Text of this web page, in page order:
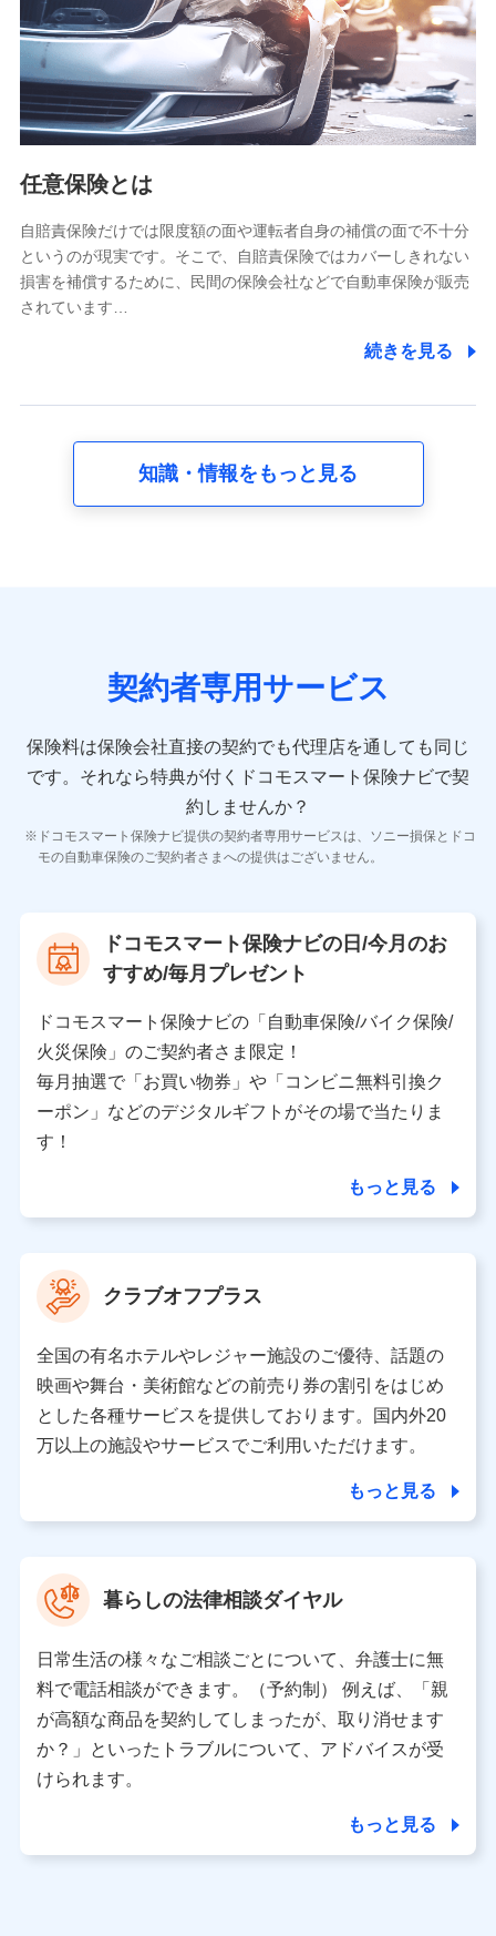
基本情報
氏名、電話番号、メールアドレス、お客さまの識別子、
属性、連絡先、dポイントサービスのご利用に関する情
報。例として、dポイントカード番号、性別、年齢、家族
構成、住所、dポイント残高、dポイント利用履歴などが
含まれます。
当社又は株式会社NTTドコモが提供する各種サービスな
又は株式会社NTTドコモが提供する各種サービスのご契
約状態・ご利用履歴インターネット利用時の行動に関す
る情報、アプリケーション利用時の行動に関する情報、
購入されたサービスや商品の名称・購入場所・決済に関
する情報、アンケートの回答に関する情報などが含まれ
の内容、保険料、保険料のお支払方法、車のメーカーや
走行距離などの情報、建物の構造や築年数などの情報、
険契約に関する情報。例として、保険契約者及び被保険
者の氏名、住所、生年月日、性別、保険契約者と被保険
報、建物の構造や築年数などの情報、ペットの種類や年
齢などの情報などが含まれます。
【共同して利用する者の範囲】
当社
当社又は株式会社NTTドコモが提供する保険関連サービ
スにおけるユーザ登録受付および管理のため
を受けている保険会社・提携会社の保険その他に関する
情報を提供するため、また維持管理等の委託業務遂行の
ため、またそれらに付帯、関連する当社、株式会社NTT
ドコモおよび提携会社のサービスを案内、提供するため
（各サービスで取得したサービス利用履歴、ウェブサイ
トの閲覧履歴、購買履歴、ご契約内容等のパーソナルデ
ータを分析して、お客さまの趣味・嗜好・傾向に応じた
上記に係る案内・手続き・管理等付帯業務を行うため
【当該個人データの管理について責任を有する者の名称・住
所・代表者名】
当該個人データを取り扱う各共同利用者（詳細は次のとお
り）
東京都千代田区永田町2丁目11番1号 山王パークタワー
株式会社NTTドコモ 代表取締役社長 前田 義晃
東京都中央区日本橋人形町2-14-10 アーバンネット日本橋
ビル 3F
※ 当社および株式会社NTTドコモは、お客さまの情報を利
データ憲章」に定める行動原則を順守します 。
※ パーソナルデータダッシュボードの「第三者提供の管
理」の設定状態にかかわらず、共同利用する場合がありま
※ dポイントクラブ会員ではないお客さま（2019年12月11
日以降、一度もdポイントクラブ会員であったことがないお
個人データは、こちら の利用目的の範囲内に限って共同利
用します。
任意保険とは
自賠責保険だけでは限度額の面や運転者自身の補償の面で不十分
というのが現実です。そこで、自賠責保険ではカバーしきれない
損害を補償するために、民間の保険会社などで自動車保険が販売
されています…
続きを見る
知識・情報をもっと見る
契約者専用サービス
保険料は保険会社直接の契約でも代理店を通しても同じ
です。 それなら特典が付くドコモスマート保険ナビで契
約しませんか？
ドコモスマート保険ナビ提供の契約者専用サービスは、ソニー損保とドコ
モの自動車保険のご契約者さまへの提供はございません。
ドコモスマート保険ナビの日/今月のお
すすめ/毎月プレゼント
ドコモスマート保険ナビの「自動車保険/バイク保険/
火災保険」のご契約者さま限定！
毎月抽選で「お買い物券」や「コンビニ無料引換ク
ーポン」などのデジタルギフトがその場で当たりま
す！
もっと見る
クラブオフプラス
全国の有名ホテルやレジャー施設のご優待、話題の
映画や舞台・美術館などの前売り券の割引をはじめ
とした各種サービスを提供しております。国内外20
万以上の施設やサービスでご利用いただけます。
もっと見る
暮らしの法律相談ダイヤル
日常生活の様々なご相談ごとについて、弁護士に無
料で電話相談ができます。（予約制） 例えば、「親
が高額な商品を契約してしまったが、取り消せます
か？」といったトラブルについて、アドバイスが受
けられます。
もっと見る